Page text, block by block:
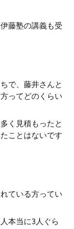
藤塾の講義も受
で、藤井さんと
ってどのくらい
く見積もったと
ことはないです
ている方ってい
本当に3人ぐら